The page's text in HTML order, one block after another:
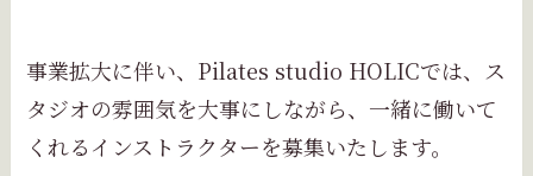
事業拡大に伴い、Pilates studio HOLICでは、ス
タジオの雰囲気を大事にしながら、一緒に働いて
くれるインストラクターを募集いたします。